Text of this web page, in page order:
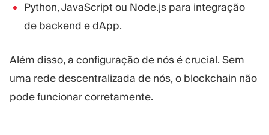
Python, JavaScript ou Node.js para integração
de backend e dApp.
Além disso, a configuração de nós é crucial. Sem
uma rede descentralizada de nós, o blockchain não
pode funcionar corretamente.